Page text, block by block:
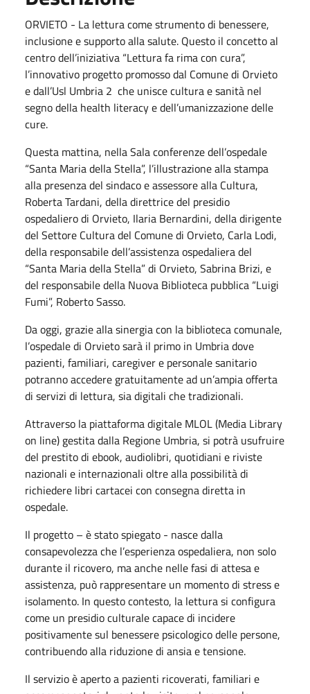
ORVIETO - La lettura come strumento di benessere,
inclusione e supporto alla salute. Questo il concetto al
centro dell’iniziativa “Lettura fa rima con cura”,
l’innovativo progetto promosso dal Comune di Orvieto
e dall’Usl Umbria 2 che unisce cultura e sanità nel
segno della health literacy e dell’umanizzazione delle
cure.
Questa mattina, nella Sala conferenze dell’ospedale
“Santa Maria della Stella”, l’illustrazione alla stampa
alla presenza del sindaco e assessore alla Cultura,
Roberta Tardani, della direttrice del presidio
ospedaliero di Orvieto, Ilaria Bernardini, della dirigente
del Settore Cultura del Comune di Orvieto, Carla Lodi,
della responsabile dell’assistenza ospedaliera del
“Santa Maria della Stella” di Orvieto, Sabrina Brizi, e
del responsabile della Nuova Biblioteca pubblica “Luigi
Fumi”, Roberto Sasso.
Da oggi, grazie alla sinergia con la biblioteca comunale,
l’ospedale di Orvieto sarà il primo in Umbria dove
pazienti, familiari, caregiver e personale sanitario
potranno accedere gratuitamente ad un’ampia offerta
di servizi di lettura, sia digitali che tradizionali.
Attraverso la piattaforma digitale MLOL (Media Library
on line) gestita dalla Regione Umbria, si potrà usufruire
del prestito di ebook, audiolibri, quotidiani e riviste
nazionali e internazionali oltre alla possibilità di
richiedere libri cartacei con consegna diretta in
ospedale.
Il progetto – è stato spiegato - nasce dalla
consapevolezza che l’esperienza ospedaliera, non solo
durante il ricovero, ma anche nelle fasi di attesa e
assistenza, può rappresentare un momento di stress e
isolamento. In questo contesto, la lettura si configura
come un presidio culturale capace di incidere
positivamente sul benessere psicologico delle persone,
contribuendo alla riduzione di ansia e tensione.
Il servizio è aperto a pazienti ricoverati, familiari e